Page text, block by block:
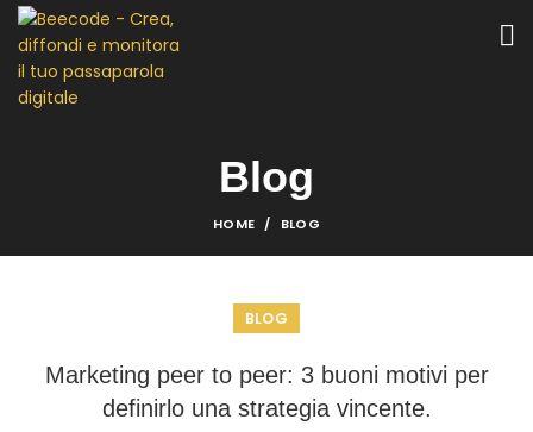
Blog
HOME BLOG
BLOG
Marketing peer to peer: 3 buoni motivi per
definirlo una strategia vincente.